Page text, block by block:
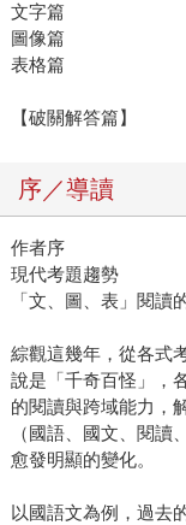
文字篇
圖像篇
表格篇
【破關解答篇】
序／導讀
作者序
現代考題趨勢
「文、圖、表」閱讀
綜觀這幾年，從各式
說是「千奇百怪」，
的閱讀與跨域能力，
（國語、國文、閱讀
愈發明顯的變化。
以國語文為例，過去